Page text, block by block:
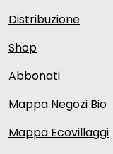
Distribuzione
Shop
Abbonati
Mappa Negozi Bio
Mappa Ecovillaggi